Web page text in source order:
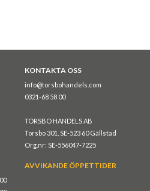
KONTAKTA OSS
info@torsbohandels.com
0321-68 58 00
TORSBO HANDELS AB
Torsbo 301, SE-523 60 Gällstad
Org.nr: SE-556047-7225
AVVIKANDE ÖPPETTIDER